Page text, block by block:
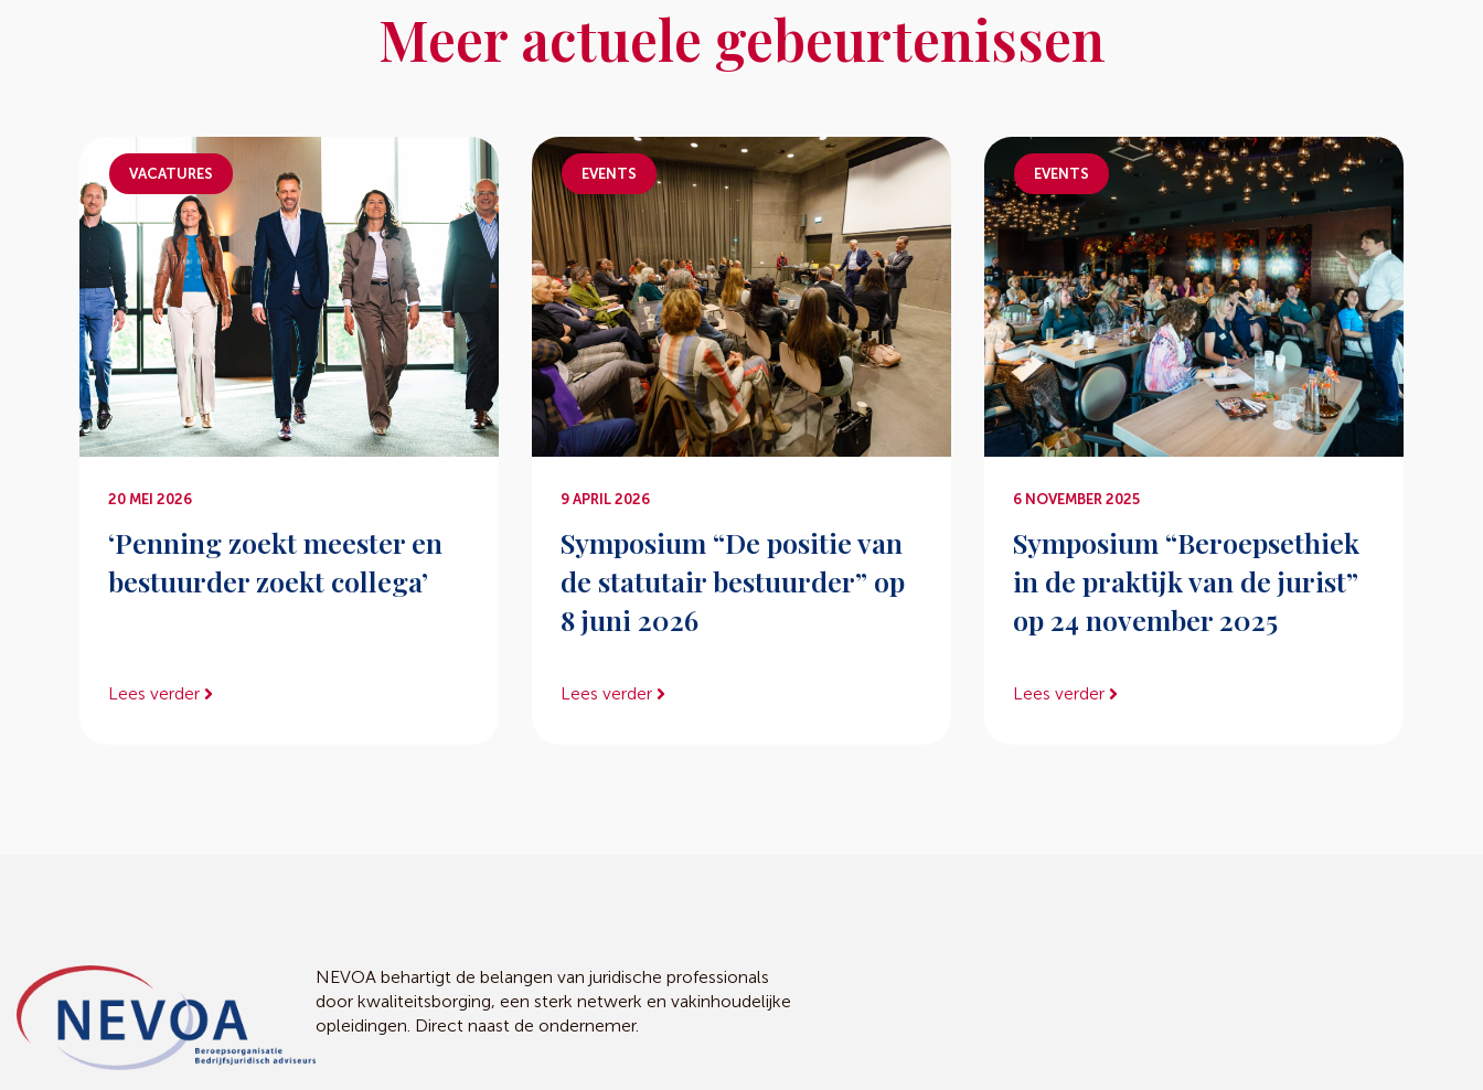
Meer actuele gebeurtenissen
VACATURES
20 MEI 2026
‘Penning zoekt meester en
bestuurder zoekt collega’
Lees verder
EVENTS
9 APRIL 2026
Symposium “De positie van
de statutair bestuurder” op
8 juni 2026
Lees verder
EVENTS
6 NOVEMBER 2025
Symposium “Beroepsethiek
in de praktijk van de jurist”
op 24 november 2025
Lees verder
NEVOA behartigt de belangen van juridische professionals
door kwaliteitsborging, een sterk netwerk en vakinhoudelijke
opleidingen. Direct naast de ondernemer.